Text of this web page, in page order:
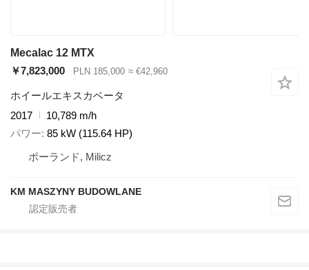
Mecalac 12 MTX
￥7,823,000
PLN 185,000 ≈ €42,960
ホイールエキスカベータ
2017
10,789 m/h
パワー 85 kW (115.64 HP)
ポーランド, Milicz
KM MASZYNY BUDOWLANE